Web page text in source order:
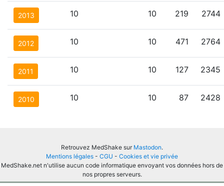
2013 10 10 219 2744
2012 10 10 471 2764
2011 10 10 127 2345
2010 10 10 87 2428
Retrouvez MedShake sur Mastodon.
Mentions légales - CGU - Cookies et vie privée
MedShake.net n'utilise aucun code informatique envoyant vos données hors de
nos propres serveurs.